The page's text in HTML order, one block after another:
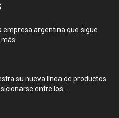
empresa argentina que sigue
su nueva línea de productos
entre los...